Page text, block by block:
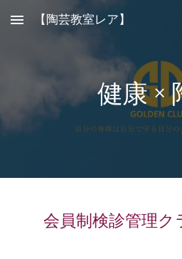
Skip to main content
【陶芸教室レア】
健康 ×
会員制検診管理ク